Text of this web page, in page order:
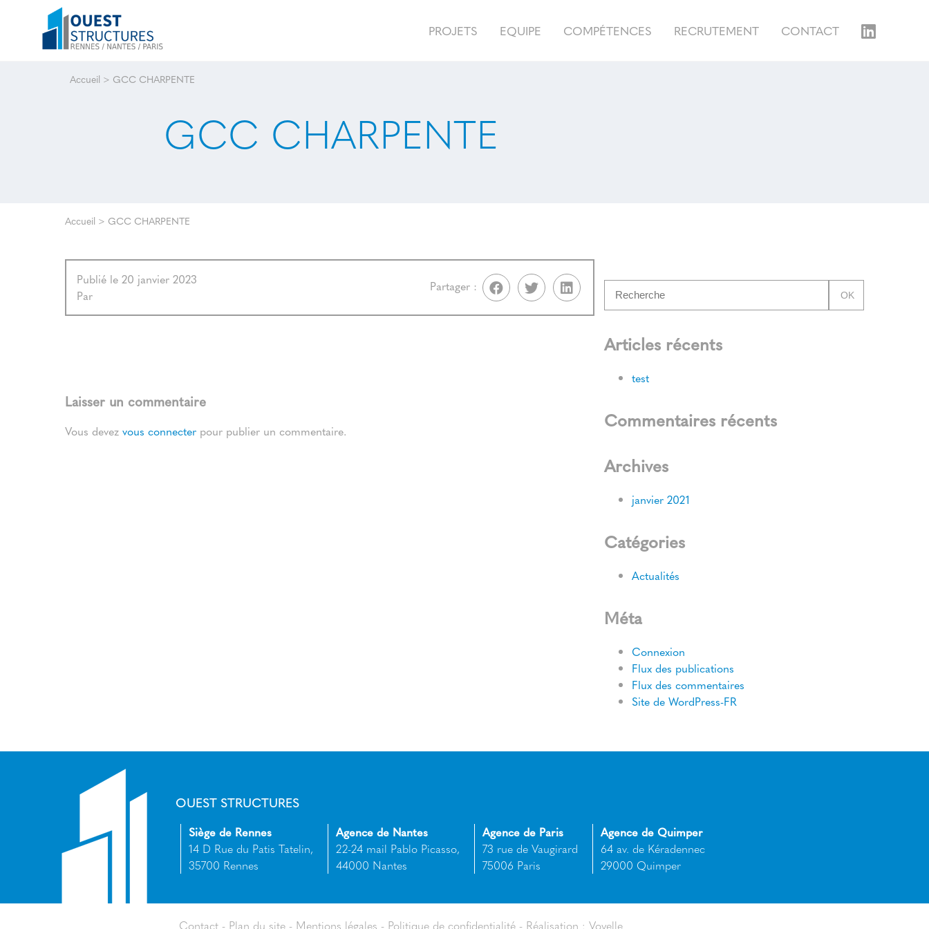
PROJETS EQUIPE COMPÉTENCES RECRUTEMENT CONTACT
Accueil > GCC CHARPENTE
GCC CHARPENTE
Accueil > GCC CHARPENTE
Publié le 20 janvier 2023
Par
Partager :
Laisser un commentaire
Vous devez vous connecter pour publier un commentaire.
OK
Articles récents
test
Commentaires récents
Archives
janvier 2021
Catégories
Actualités
Méta
Connexion
Flux des publications
Flux des commentaires
Site de WordPress-FR
OUEST STRUCTURES
Siège de Rennes
14 D Rue du Patis Tatelin,
35700 Rennes
Agence de Nantes
22-24 mail Pablo Picasso,
44000 Nantes
Agence de Paris
73 rue de Vaugirard
75006 Paris
Agence de Quimper
64 av. de Kéradennec
29000 Quimper
Contact Plan du site Mentions légales Politique de confidentialité Réalisation : Voyelle